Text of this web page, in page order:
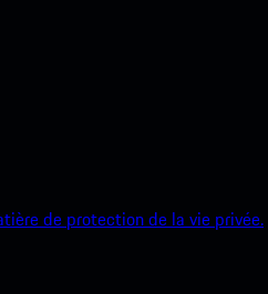
de protection de la vie privée.